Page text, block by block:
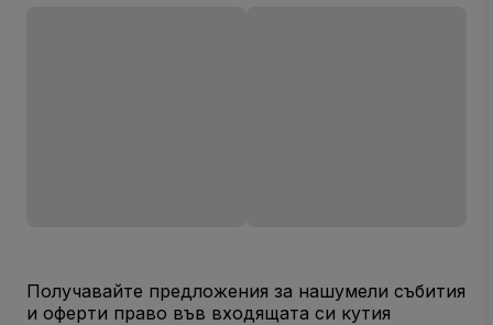
Получавайте предложения за нашумели събития
и оферти право във входящата си кутия